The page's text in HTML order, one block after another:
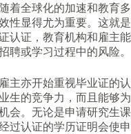
着全球化的加速和教育多
性显得尤为重要。这就是
认证，教育机构和雇主能
聘或学习过程中的风险。
主亦开始重视毕业证的认
生的竞争力，而且能够为
会。无论是申请研究生课
过认证的学历证明会使申